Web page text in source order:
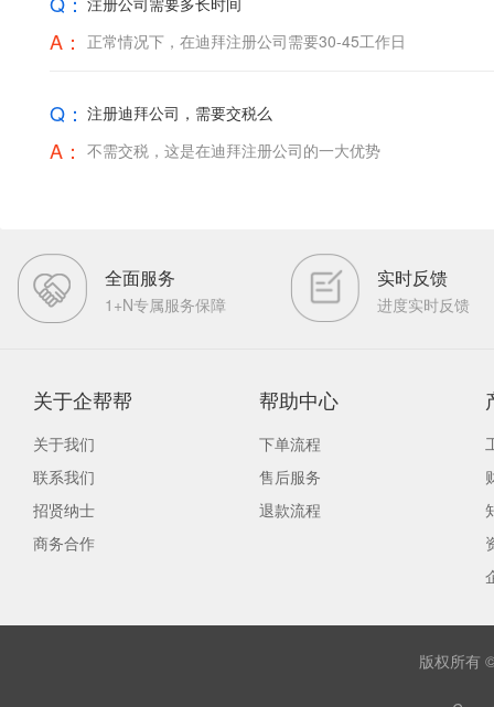
A： 正常情况下，在迪拜注册公司需要30-45工作日
Q： 注册迪拜公司，需要交税么
A： 不需交税，这是在迪拜注册公司的一大优势
全面服务
1+N专属服务保障
实时反馈
进度实时反馈
关于企帮帮
关于我们
联系我们
招贤纳士
商务合作
帮助中心
下单流程
售后服务
退款流程
版权所有